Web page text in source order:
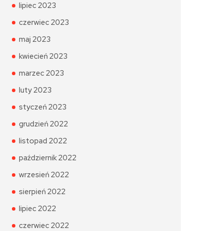
lipiec 2023
czerwiec 2023
maj 2023
kwiecień 2023
marzec 2023
luty 2023
styczeń 2023
grudzień 2022
listopad 2022
październik 2022
wrzesień 2022
sierpień 2022
lipiec 2022
czerwiec 2022